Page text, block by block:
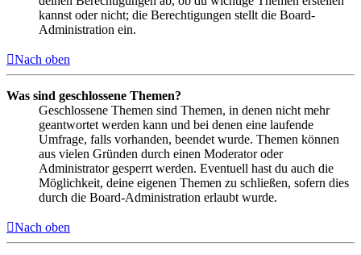
kannst oder nicht; die Berechtigungen stellt die Board-
Administration ein.
Nach oben
Was sind geschlossene Themen?
Geschlossene Themen sind Themen, in denen nicht mehr
geantwortet werden kann und bei denen eine laufende
Umfrage, falls vorhanden, beendet wurde. Themen können
aus vielen Gründen durch einen Moderator oder
Administrator gesperrt werden. Eventuell hast du auch die
Möglichkeit, deine eigenen Themen zu schließen, sofern dies
durch die Board-Administration erlaubt wurde.
Nach oben